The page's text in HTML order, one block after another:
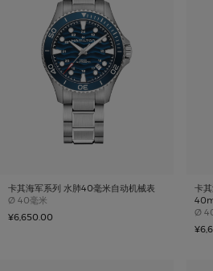
卡其海军系列 水肺40毫米自动机械表
Ø Case size
40毫米
¥6,650.00
卡
Ø